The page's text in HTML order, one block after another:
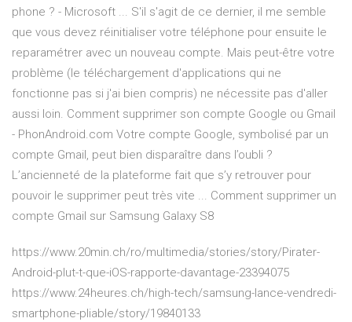
phone ? - Microsoft ... S'il s'agit de ce dernier, il me semble
que vous devez réinitialiser votre téléphone pour ensuite le
reparamétrer avec un nouveau compte. Mais peut-être votre
problème (le téléchargement d'applications qui ne
fonctionne pas si j'ai bien compris) ne nécessite pas d'aller
aussi loin. Comment supprimer son compte Google ou Gmail
- PhonAndroid.com Votre compte Google, symbolisé par un
compte Gmail, peut bien disparaître dans l’oubli ?
L’ancienneté de la plateforme fait que s’y retrouver pour
pouvoir le supprimer peut très vite ... Comment supprimer un
compte Gmail sur Samsung Galaxy S8
https://www.20min.ch/ro/multimedia/stories/story/Pirater-
Android-plut-t-que-iOS-rapporte-davantage-23394075
https://www.24heures.ch/high-tech/samsung-lance-vendredi-
smartphone-pliable/story/19840133